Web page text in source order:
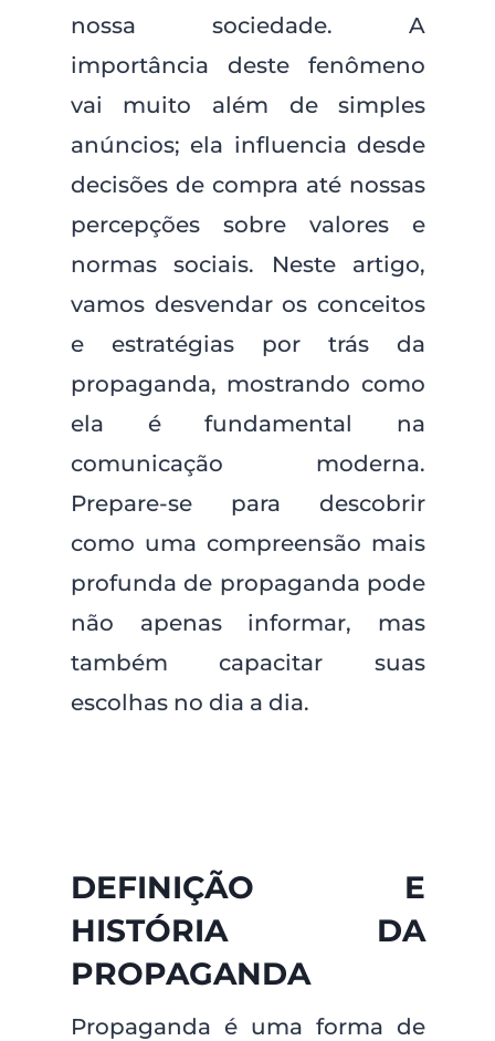
nossa sociedade. A
importância deste fenômeno
vai muito além de simples
anúncios; ela influencia desde
decisões de compra até nossas
percepções sobre valores e
normas sociais. Neste artigo,
vamos desvendar os conceitos
e estratégias por trás da
propaganda, mostrando como
ela é fundamental na
comunicação moderna.
Prepare-se para descobrir
como uma compreensão mais
profunda de propaganda pode
não apenas informar, mas
também capacitar suas
escolhas no dia a dia.
DEFINIÇÃO E
HISTÓRIA DA
PROPAGANDA
Propaganda é uma forma de